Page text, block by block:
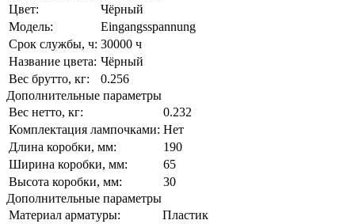
Цвет:
Чёрный
Модель:
Eingangsspannung
Срок службы, ч: 30000 ч
Название цвета: Чёрный
Вес брутто, кг:
0.256
Дополнительные параметры
Вес нетто, кг:
0.232
Комплектация лампочками: Нет
Длина коробки, мм:
190
Ширина коробки, мм:
65
Высота коробки, мм:
30
Дополнительные параметры
Материал арматуры:
Пластик